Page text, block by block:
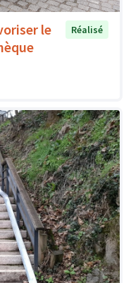
le
Réalisé